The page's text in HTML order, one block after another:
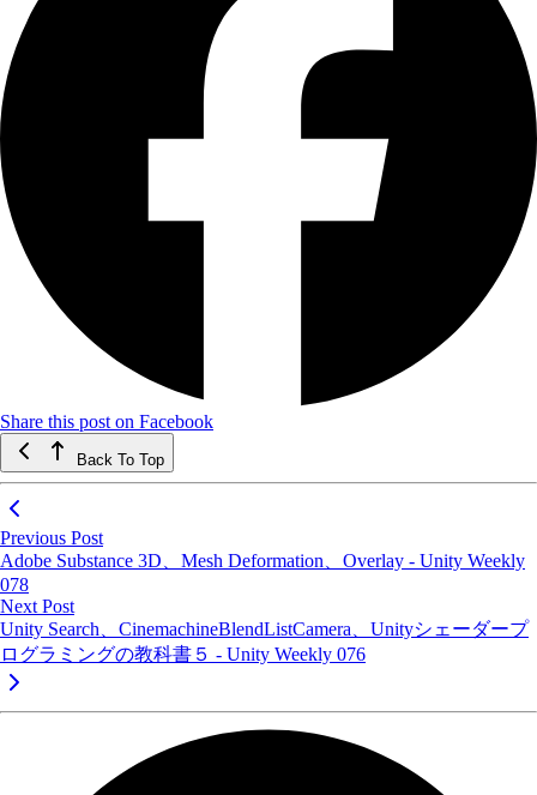
Share this post on Facebook
Back To Top
Previous Post
Adobe Substance 3D、Mesh Deformation、Overlay - Unity Weekly
078
Next Post
Unity Search、CinemachineBlendListCamera、Unityシェーダープ
ログラミングの教科書５ - Unity Weekly 076